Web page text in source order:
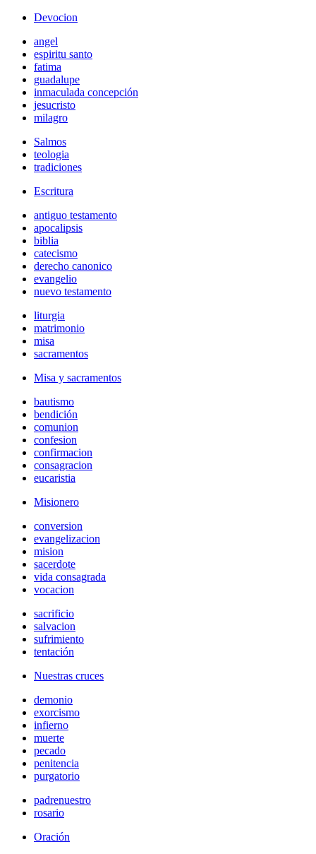
Devocion
angel
espiritu santo
fatima
guadalupe
inmaculada concepción
jesucristo
milagro
Salmos
teologia
tradiciones
Escritura
antiguo testamento
apocalipsis
biblia
catecismo
derecho canonico
evangelio
nuevo testamento
liturgia
matrimonio
misa
sacramentos
Misa y sacramentos
bautismo
bendición
comunion
confesion
confirmacion
consagracion
eucaristia
Misionero
conversion
evangelizacion
mision
sacerdote
vida consagrada
vocacion
sacrificio
salvacion
sufrimiento
tentación
Nuestras cruces
demonio
exorcismo
infierno
muerte
pecado
penitencia
purgatorio
padrenuestro
rosario
Oración